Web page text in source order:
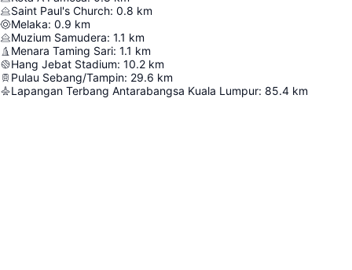
Saint Paul's Church: 0.8 km
Melaka: 0.9 km
Muzium Samudera: 1.1 km
Menara Taming Sari: 1.1 km
Hang Jebat Stadium: 10.2 km
Pulau Sebang/Tampin: 29.6 km
Lapangan Terbang Antarabangsa Kuala Lumpur: 85.4 km